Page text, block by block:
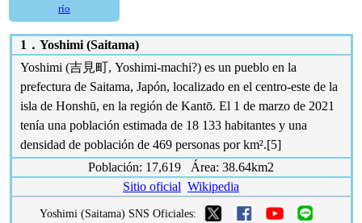
río
1． Yoshimi (Saitama)
Yoshimi (吉見町, Yoshimi-machi?) es un pueblo en la
prefectura de Saitama, Japón, localizado en el centro-este de la
isla de Honshū, en la región de Kantō. El 1 de marzo de 2021
tenía una población estimada de 18 133 habitantes y una
densidad de población de 469 personas por km².[5]​
Población: 17,619 Área: 38.64km2
Sitio oficial Wikipedia
Yoshimi (Saitama) SNS Oficiales: